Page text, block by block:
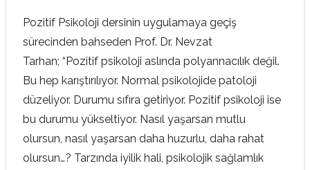
Pozitif Psikoloji dersinin uygulamaya geçiş
sürecinden bahseden Prof. Dr. Nevzat
Tarhan; “Pozitif psikoloji aslında polyannacılık değil.
Bu hep karıştırılıyor. Normal psikolojide patoloji
düzeliyor. Durumu sıfıra getiriyor. Pozitif psikoloji ise
bu durumu yükseltiyor. Nasıl yaşarsan mutlu
olursun, nasıl yaşarsan daha huzurlu, daha rahat
olursun…? Tarzında iyilik hali, psikolojik sağlamlık